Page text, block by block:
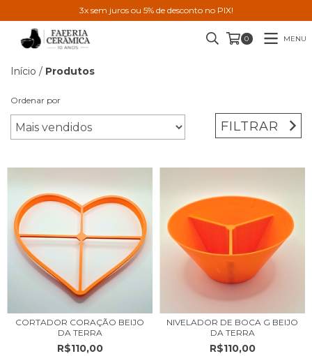
3x sem juros ou 5% de desconto no PIX!
0 MENU
Início / Produtos
Ordenar por
FILTRAR
CORTADOR CORAÇÃO BEIJO
DA TERRA
R$110,00
NIVELADOR DE BOCA G BEIJO
DA TERRA
R$110,00